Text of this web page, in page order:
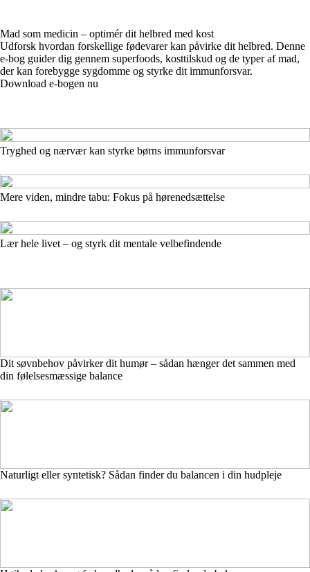
Mad som medicin – optimér dit helbred med kost
Udforsk hvordan forskellige fødevarer kan påvirke dit helbred. Denne
e-bog guider dig gennem superfoods, kosttilskud og de typer af mad,
der kan forebygge sygdomme og styrke dit immunforsvar.
Download e-bogen nu
Tryghed og nærvær kan styrke børns immunforsvar
Mere viden, mindre tabu: Fokus på hørenedsættelse
Lær hele livet – og styrk dit mentale velbefindende
Dit søvnbehov påvirker dit humør – sådan hænger det sammen med
din følelsesmæssige balance
Naturligt eller syntetisk? Sådan finder du balancen i din hudpleje